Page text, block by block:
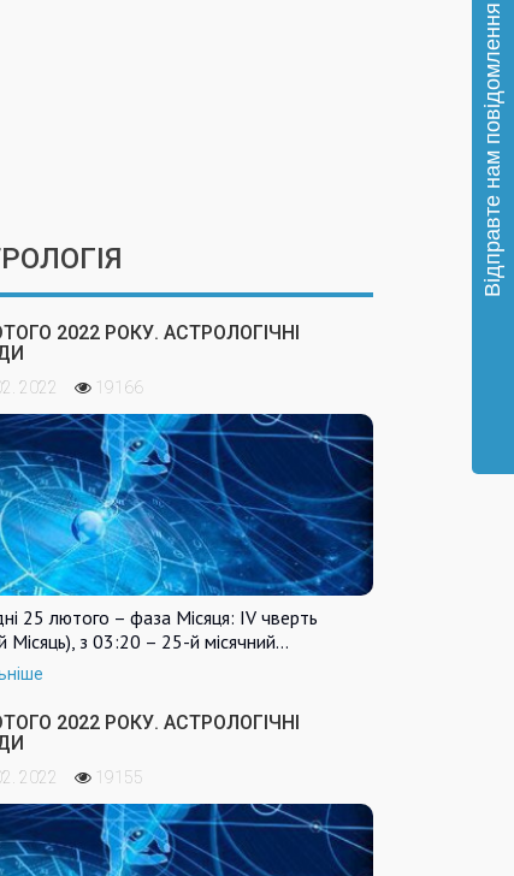
2022 РОКУ. АСТРОЛОГІЧНІ
2022 19166
25 лютого – фаза Місяця: IV чверть
Місяць), з 03:20 – 25-й місячний…
2022 РОКУ. АСТРОЛОГІЧНІ
2022 19155
Відправте нам повідомлення